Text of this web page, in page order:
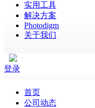
实用工具
解决方案
Photodigm
关于我们
登录
首页
公司动态